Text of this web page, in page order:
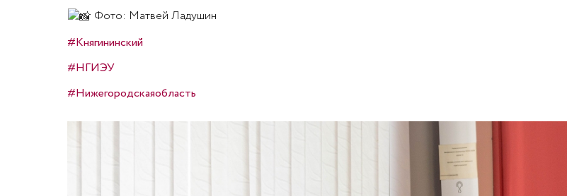
Фото: Матвей Ладушин
#Княгининский
#НГИЭУ
#Нижегородскаяобласть